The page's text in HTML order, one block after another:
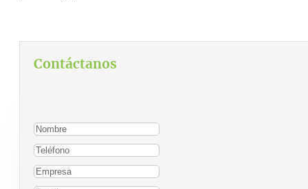
Contáctanos